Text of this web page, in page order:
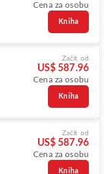
Cena za osobu
Kniha
Začít od
US$ 587.96
Cena za osobu
Kniha
Začít od
US$ 587.96
Cena za osobu
Kniha